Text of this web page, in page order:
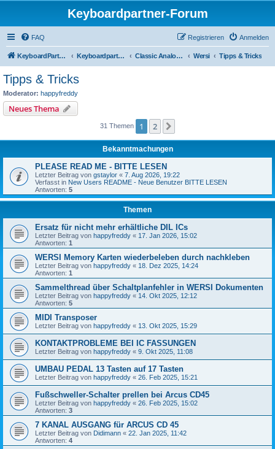
Keyboardpartner-Forum
FAQ Anmelden
Registrieren
KeyboardPartner Keyboardpartner-Forum Classic Analog Organs Wersi Tipps & Tricks
Tipps & Tricks
Moderator: happyfreddy
Neues Thema
31 Themen 1 2
Bekanntmachungen
PLEASE READ ME - BITTE LESEN
Letzter Beitrag von gstaylor « 7. Aug 2026, 19:22
Verfasst in New Users README - Neue Benutzer BITTE LESEN
Antworten: 5
Themen
Ersatz für nicht mehr erhältliche DIL ICs
Letzter Beitrag von happyfreddy « 17. Jan 2026, 15:02
Antworten: 1
WERSI Memory Karten wiederbeleben durch nachkleben
Letzter Beitrag von happyfreddy « 18. Dez 2025, 14:24
Antworten: 1
Sammelthread über Schaltplanfehler in WERSI Dokumenten
Letzter Beitrag von happyfreddy « 14. Okt 2025, 12:12
Antworten: 5
MIDI Transposer
Letzter Beitrag von happyfreddy « 13. Okt 2025, 15:29
KONTAKTPROBLEME BEI IC FASSUNGEN
Letzter Beitrag von happyfreddy « 9. Okt 2025, 11:08
UMBAU PEDAL 13 Tasten auf 17 Tasten
Letzter Beitrag von happyfreddy « 26. Feb 2025, 15:21
Fußschweller-Schalter prellen bei Arcus CD45
Letzter Beitrag von happyfreddy « 26. Feb 2025, 15:02
Antworten: 3
7 KANAL AUSGANG für ARCUS CD 45
Letzter Beitrag von Didimann « 22. Jan 2025, 11:42
Antworten: 4